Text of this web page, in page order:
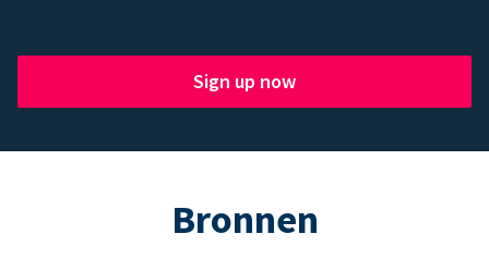
Sign up now
Bronnen